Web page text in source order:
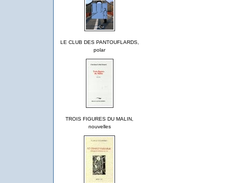
LE CLUB DES PANTOUFLARDS,
polar
TROIS FIGURES DU MALIN,
nouvelles